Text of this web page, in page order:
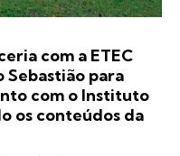
com a ETEC
Sebastião para
com o Instituto
os conteúdos da